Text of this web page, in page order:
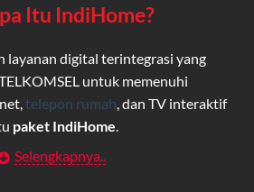
Itu IndiHome?
layanan digital terintegrasi yang
untuk memenuhi
telepon rumah , dan TV interaktif
paket IndiHome
ini dirancang untuk
Selengkapnya..